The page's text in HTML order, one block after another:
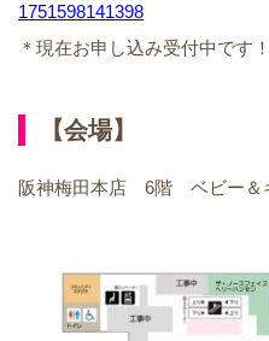
1751598141398
＊現在お申し込み受付中です！
【会場】
阪神梅田本店 6階 ベビー＆